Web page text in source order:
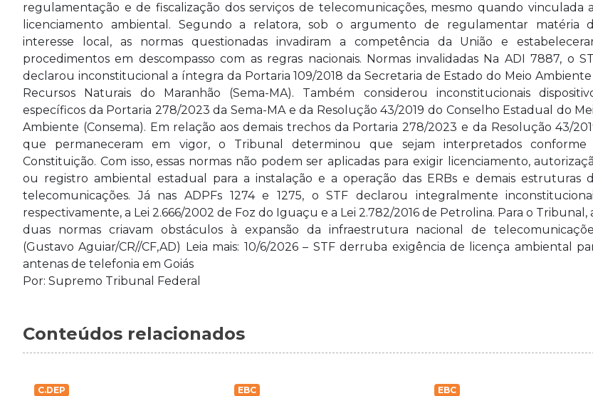
regulamentação e de fiscalização dos serviços de telecomunicações, mesmo quando vinculada
licenciamento ambiental. Segundo a relatora, sob o argumento de regulamentar matéria
interesse local, as normas questionadas invadiram a competência da União e
procedimentos em descompasso com as regras nacionais. Normas invalidadas Na ADI 7887, o
declarou inconstitucional a íntegra da Portaria 109/2018 da Secretaria de Estado do Meio Ambiente
Recursos Naturais do Maranhão (Sema-MA). Também considerou inconstitucionais
específicos da Portaria 278/2023 da Sema-MA e da Resolução 43/2019 do Conselho Estadual do
Ambiente (Consema). Em relação aos demais trechos da Portaria 278/2023 e da Resolução 43/
que permaneceram em vigor, o Tribunal determinou que sejam interpretados conforme
Constituição. Com isso, essas normas não podem ser aplicadas para exigir licenciamento,
ou registro ambiental estadual para a instalação e a operação das ERBs e demais estruturas
telecomunicações. Já nas ADPFs 1274 e 1275, o STF declarou integralmente
respectivamente, a Lei 2.666/2002 de Foz do Iguaçu e a Lei 2.782/2016 de Petrolina. Para o Tribunal,
duas normas criavam obstáculos à expansão da infraestrutura nacional de
(Gustavo Aguiar/CR//CF,AD) Leia mais: 10/6/2026 – STF derruba exigência de licença ambiental
antenas de telefonia em Goiás
Por: Supremo Tribunal Federal
Conteúdos relacionados
C.DEP EBC EBC